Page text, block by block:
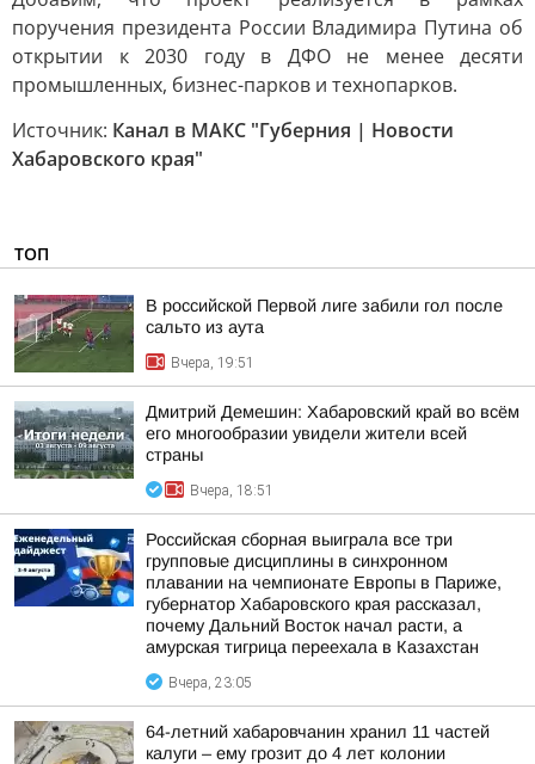
поручения президента России Владимира Путина об
открытии к 2030 году в ДФО не менее десяти
промышленных, бизнес-парков и технопарков.
Источник: Канал в МАКС "Губерния | Новости
Хабаровского края"
ТОП
В российской Первой лиге забили гол после
сальто из аута
Вчера, 19:51
Дмитрий Демешин: Хабаровский край во всём
его многообразии увидели жители всей
страны
Вчера, 18:51
Российская сборная выиграла все три
групповые дисциплины в синхронном
плавании на чемпионате Европы в Париже,
губернатор Хабаровского края рассказал,
почему Дальний Восток начал расти, а
амурская тигрица переехала в Казахстан
Вчера, 23:05
64-летний хабаровчанин хранил 11 частей
калуги – ему грозит до 4 лет колонии